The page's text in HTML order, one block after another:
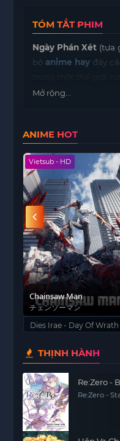
TÓM TẮT PHIM
Ngày Phán Xét (tựa
bộanime hay đầy
quyết định bởi thần
bao trùm bởi bóng
Akirathức tỉnh
tất cả mọi người
Xét” – thời khắc
của họ.
Trong thế giới này,
một cuộc kiểm tra
qua sẽ có cơ hội
vượt qua thử thách
mặt với những kẻ
mưu tàn nhẫn. Tuy
Phán Xét”, anh
hề đơn giản như vẻ
giấu trong cuộc
bộ thế giới.
Ngày Phán Xét
đấu và sinh tử, mà
định khó khăn mà
bạn, lòng trung
Mở rộng...
ANIME HOT
Vietsub - HD
Chainsaw Man
チェンソーマン
Dies Irae - Day Of Wrath
THỊNH HÀNH
Re:Zero -
Re:Zero -